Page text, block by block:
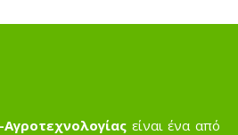
είναι ένα από